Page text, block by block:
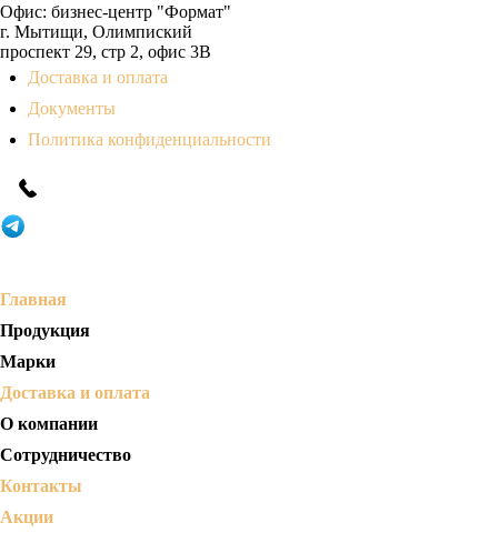
Офис: бизнес-центр "Формат"
г. Мытищи, Олимпиский
проспект 29, стр 2, офис 3B
Доставка и оплата
Документы
Политика конфиденциальности
Главная
Продукция
Марки
Доставка и оплата
О компании
Сотрудничество
Контакты
Акции